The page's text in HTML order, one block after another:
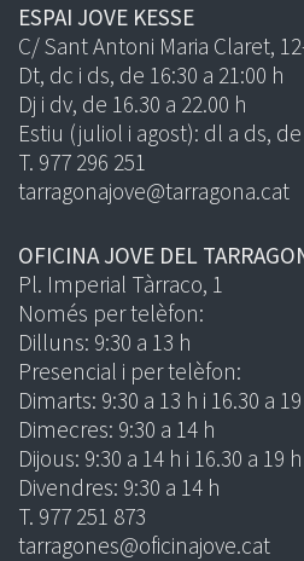
ESPAI JOVE KESSE
C/ Sant Antoni Maria Claret,
Dt, dc i ds, de 16:30 a 21:00 h
Dj i dv, de 16.30 a 22.00 h
Estiu (juliol i agost): dl a ds, de
T. 977 296 251
tarragonajove@tarragona.cat
OFICINA JOVE DEL
Pl. Imperial Tàrraco, 1
Només per telèfon:
Dilluns: 9:30 a 13 h
Presencial i per telèfon:
Dimarts: 9:30 a 13 h i 16.30 a
Dimecres: 9:30 a 14 h
Dijous: 9:30 a 14 h i 16.30 a 19 h
Divendres: 9:30 a 14 h
T. 977 251 873
tarragones@oficinajove.cat